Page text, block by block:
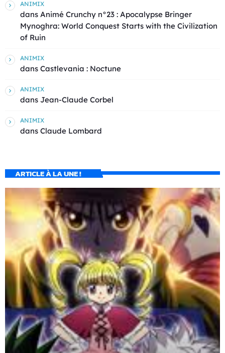
ANIMIX
dans Animé Crunchy n°23 : Apocalypse Bringer
Mynoghra: World Conquest Starts with the Civilization
of Ruin
ANIMIX
dans Castlevania : Noctune
ANIMIX
dans Jean-Claude Corbel
ANIMIX
dans Claude Lombard
ARTICLE À LA UNE !